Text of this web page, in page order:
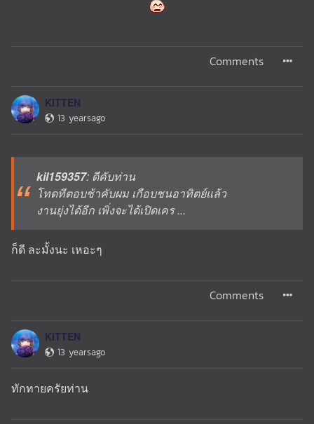
Comments
KITTEN
13 yearsago
kil159357: ดีคับท่าน
โทดทีตอบช้าคับผม เกือบชนอาทิตย์แล้ว
งานยุ่งได้อีก เพิ่งจะได้เปิดเคร ...
ก็ดี ละมั้งนะ เหอะๆ
Comments
KITTEN
13 yearsago
ทักทายครัยท่าน